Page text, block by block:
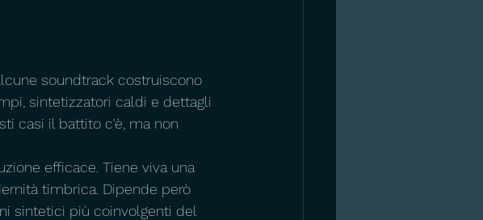
soundtrack costruiscono
sintetizzatori caldi e dettagli
casi il battito c'è, ma non
efficace. Tiene viva una
timbrica. Dipende però
sintetici più coinvolgenti del